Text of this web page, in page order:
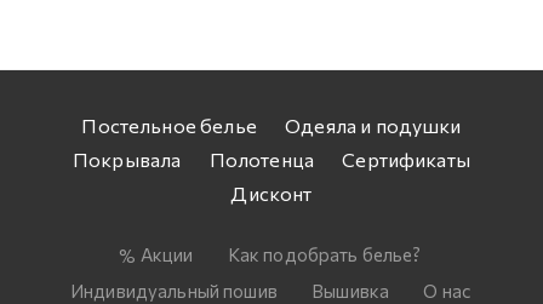
Постельное белье
Одеяла и подушки
Покрывала
Полотенца
Сертификаты
Дисконт
Акции
Как подобрать белье?
Индивидуальный пошив
Вышивка
О нас